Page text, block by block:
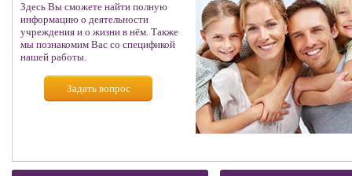
Здесь Вы сможете найти полную
информацию о деятельности
учреждения и о жизни в нём. Также
мы познакомим Вас со спецификой
нашей работы.
Задать вопрос